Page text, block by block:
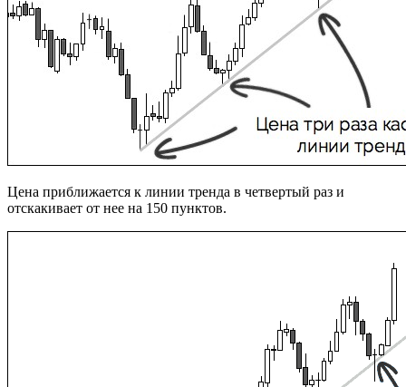
Цена приближается к линии тренда в четвертый раз и
отскакивает от нее на 150 пунктов.